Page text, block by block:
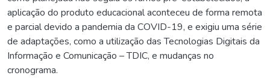
aplicação do produto educacional aconteceu de forma remota
e parcial devido a pandemia da COVID-19, e exigiu uma série
de adaptações, como a utilização das Tecnologias Digitais da
Informação e Comunicação – TDIC, e mudanças no
cronograma.